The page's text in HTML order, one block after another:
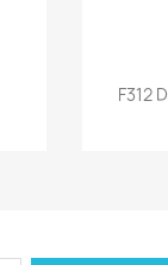
F312